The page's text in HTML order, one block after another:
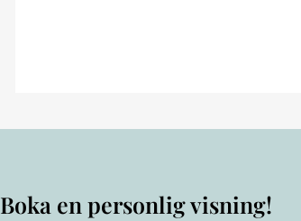
Boka en personlig visning!